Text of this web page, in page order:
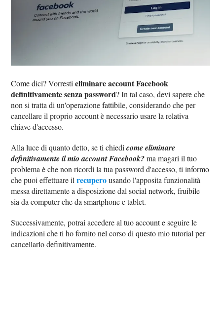
Come dici? Vorrestieliminare account Facebook
definitivamente senza password? In tal caso, devi sapere che
non si tratta di un'operazione fattibile, considerando che per
cancellare il proprio account è necessario usare la relativa
chiave d'accesso.
Alla luce di quanto detto, se ti chiedicome eliminare
definitivamente il mio account Facebook?ma magari il tuo
problema è che non ricordi la tua password d'accesso, ti informo
che puoi effettuare ilrecuperousando l'apposita funzionalità
messa direttamente a disposizione dal social network, fruibile
sia da computer che da smartphone e tablet.
Successivamente, potrai accedere al tuo account e seguire le
indicazioni che ti ho fornito nel corso di questo mio tutorial per
cancellarlo definitivamente.